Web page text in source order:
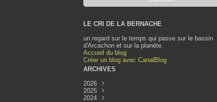
LE CRI DE LA BERNACHE
un regard sur le temps qui passe sur le bassin
d'Arcachon et sur la planète.
Accueil du blog
Créer un blog avec CanalBlog
ARCHIVES
2026
Août
Juillet
2025
Décembre
2024